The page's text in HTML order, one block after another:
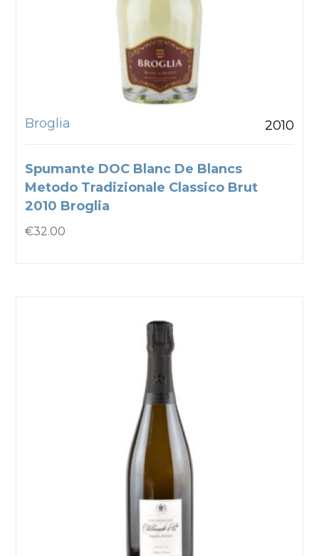
Broglia 2010
Spumante DOC Blanc De Blancs
Metodo Tradizionale Classico Brut
2010 Broglia
€32.00